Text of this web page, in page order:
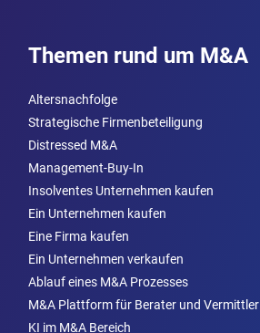
Themen rund um M&A
Altersnachfolge
Strategische Firmenbeteiligung
Distressed M&A
Management-Buy-In
Insolventes Unternehmen kaufen
Ein Unternehmen kaufen
Eine Firma kaufen
Ein Unternehmen verkaufen
Ablauf eines M&A Prozesses
M&A Plattform für Berater und Vermittler
KI im M&A Bereich